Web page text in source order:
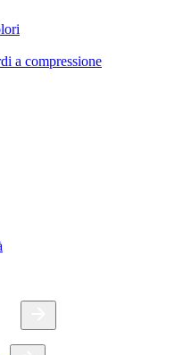
a compressione